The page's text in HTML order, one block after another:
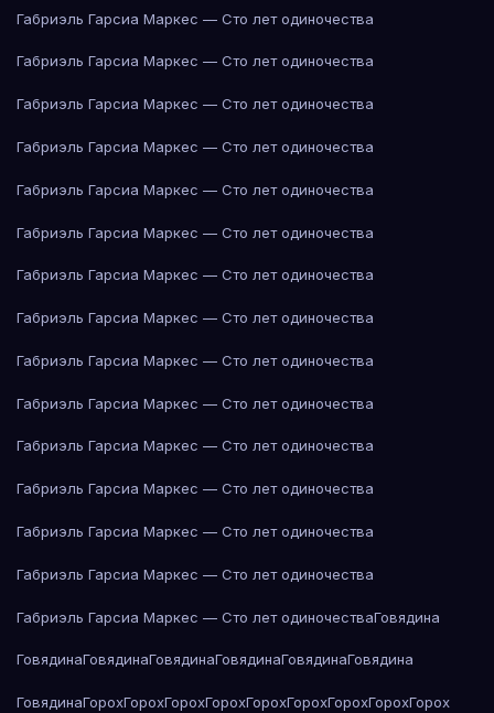
Габриэль Гарсиа Маркес — Сто лет одиночества
Габриэль Гарсиа Маркес — Сто лет одиночества
Габриэль Гарсиа Маркес — Сто лет одиночества
Габриэль Гарсиа Маркес — Сто лет одиночества
Габриэль Гарсиа Маркес — Сто лет одиночества
Габриэль Гарсиа Маркес — Сто лет одиночества
Габриэль Гарсиа Маркес — Сто лет одиночества
Габриэль Гарсиа Маркес — Сто лет одиночества
Габриэль Гарсиа Маркес — Сто лет одиночества
Габриэль Гарсиа Маркес — Сто лет одиночества
Габриэль Гарсиа Маркес — Сто лет одиночества
Габриэль Гарсиа Маркес — Сто лет одиночества
Габриэль Гарсиа Маркес — Сто лет одиночества
Габриэль Гарсиа Маркес — Сто лет одиночества
Габриэль Гарсиа Маркес — Сто лет одиночестваГовядина
ГовядинаГовядинаГовядинаГовядинаГовядинаГовядина
ГовядинаГорохГорохГорохГорохГорохГорохГорохГорохГорох